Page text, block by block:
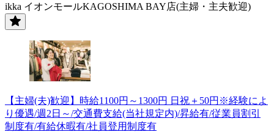
ikka イオンモールKAGOSHIMA BAY店(主婦・主夫歓迎)
【主婦(夫)歓迎】時給1100円～1300円 日祝＋50円※経験によ
り優遇/週2日～/交通費支給(当社規定内)/昇給有/従業員割引
制度有/有給休暇有/社員登用制度有